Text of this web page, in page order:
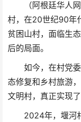
（阿根廷华人
村，在20世纪90年
贫困山村，面临生
后的局面。
如今，在村党
态修复和乡村旅游
文明村，真正实现了
2024年，堰河
襄阳堰河村：从
山的生动写照